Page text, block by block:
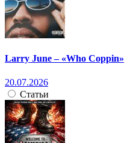
Larry June – «Who Coppin»
20.07.2026
Статьи